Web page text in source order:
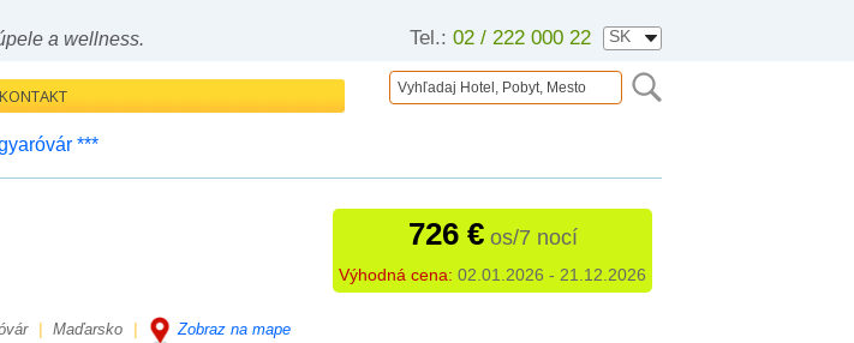
Tel.: 02 / 222 000 22
a wellness.
KONTAKT
***
726 €os/7 nocí
Výhodná cena: 02.01.2026 - 21.12.2026
Maďarsko Zobraz na mape